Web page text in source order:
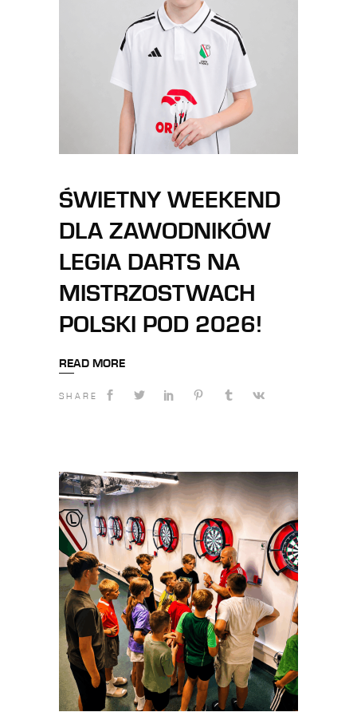
ŚWIETNY WEEKEND
DLA ZAWODNIKÓW
LEGIA DARTS NA
MISTRZOSTWACH
POLSKI POD 2026!
READ MORE
SHARE